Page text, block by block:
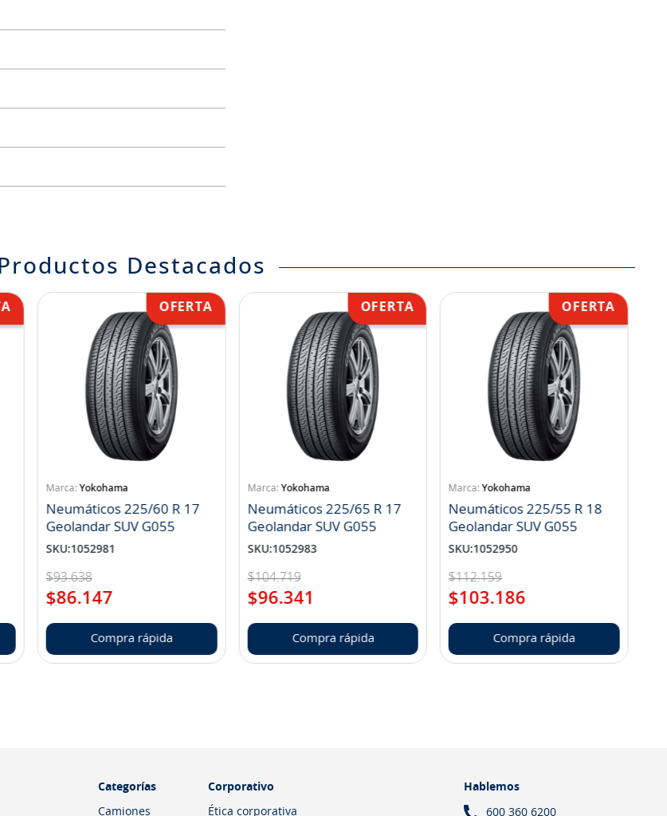
Productos Destacados
Yokohama
Neumáticos 225/60 R 17
Geolandar SUV G055
SKU:1052981
$93.638
$86.147
Compra rápida
Yokohama
Neumáticos 225/65 R 17
Geolandar SUV G055
SKU:1052983
$104.719
$96.341
Compra rápida
Yokohama
Neumáticos 225/55 R 18
Geolandar SUV G055
SKU:1052950
$112.159
$103.186
Compra rápida
Categorías
Camiones
Corporativo
Ética corporativa
Hablemos
600 360 6200